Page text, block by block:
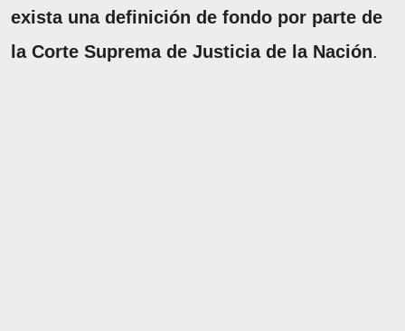
exista una definición de fondo por parte de
la Corte Suprema de Justicia de la Nación.